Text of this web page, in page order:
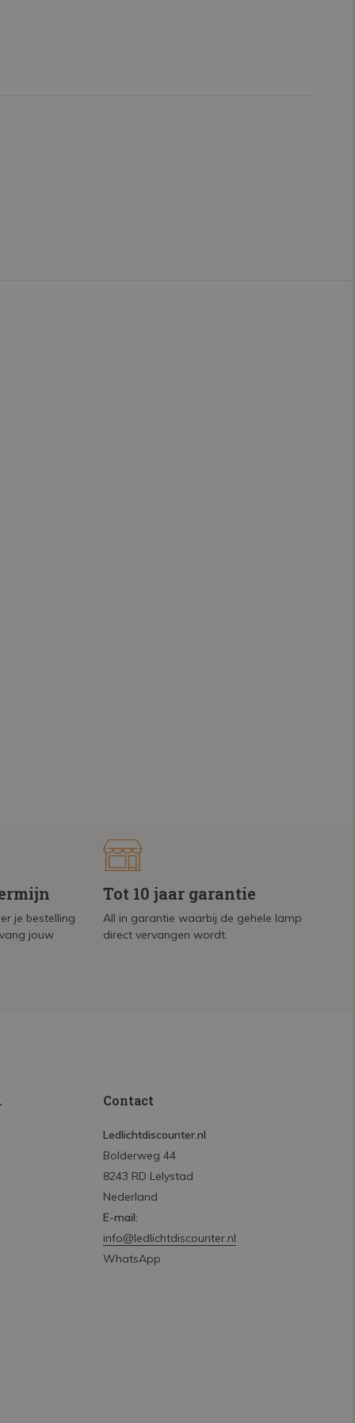
je bestelling
jouw
Tot 10 jaar garantie
All in garantie waarbij de gehele lamp
direct vervangen wordt.
Contact
Ledlichtdiscounter.nl
Bolderweg 44
8243 RD Lelystad
Nederland
E-mail:
info@ledlichtdiscounter.nl
WhatsApp